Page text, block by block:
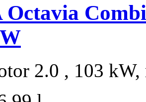
Octavia
2.0 , 103 kW,